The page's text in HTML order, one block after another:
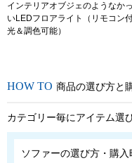
インテリアオブジェのようなか
いLEDフロアライト（リモコン
光＆調色可能）
商品の選び方と
カテゴリー毎にアイテム選
ソファーの選び方・購入